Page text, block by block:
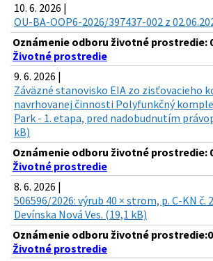
10. 6. 2026 |
OU-BA-OOP6-2026/397437-002 z
Oznámenie odboru životné prostredie:
Životné prostredie
9. 6. 2026 |
Záväzné stanovisko EIA zo zisťovacieho
navrhovanej činnosti Polyfunkčný
Park - 1. etapa, pred nadobudnutím
kB)
Oznámenie odboru životné prostredie:
Životné prostredie
8. 6. 2026 |
506596/2026: výrub 40 × strom, p. C-KN č.
Devínska Nová Ves. (19,1 kB)
Oznámenie odboru životné
Životné prostredie